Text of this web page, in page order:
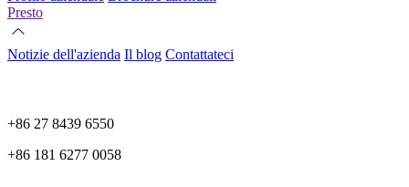
Presto
Notizie dell'azienda Il blog Contattateci
+86 27 8439 6550
+86 181 6277 0058